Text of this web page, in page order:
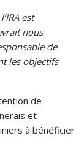
est
nous
de
les objectifs
de
et
à bénéficier